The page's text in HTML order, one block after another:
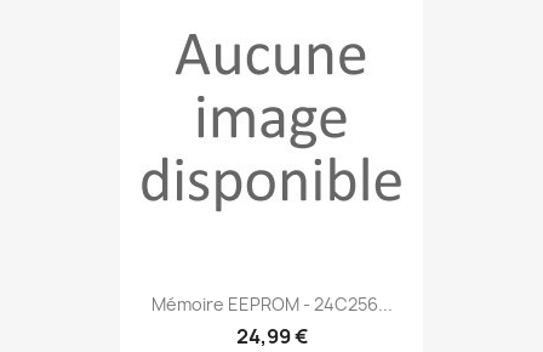
Mémoire EEPROM - 24C256...
24,99 €